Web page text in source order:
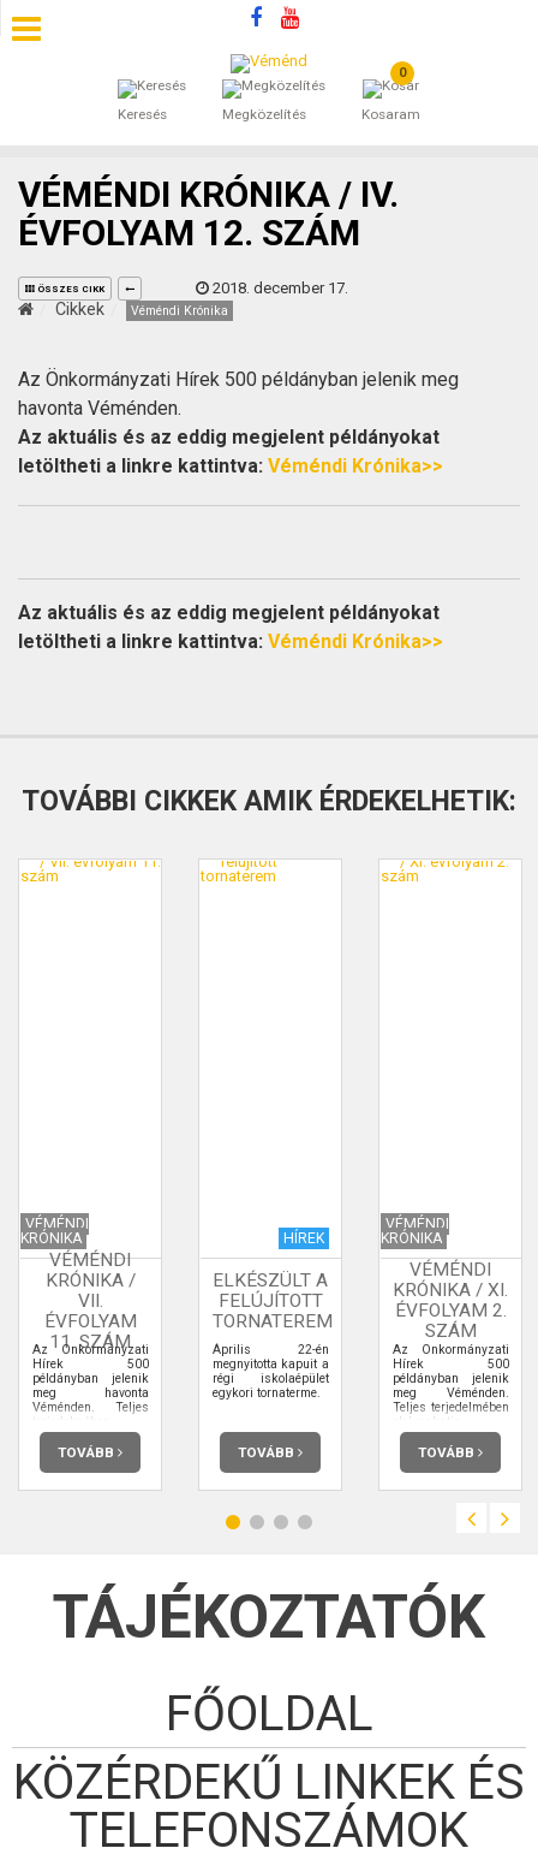
Keresés Megközelítés
0
Kosaram
SZÁLLÁSOK
ÁLTALÁNOS SZERZŐDÉSI FELTÉTELEK
KINCSES BARANYA VÉMÉND
VÉMÉNDI KRÓNIKA / IV.
ÉVFOLYAM 12. SZÁM
ÖSSZES CIKK 2018. december 17.
Cikkek Véméndi Krónika
Az Önkormányzati Hírek 500 példányban jelenik meg
havonta Véménden.
Az aktuális és az eddig megjelent példányokat
letöltheti a linkre kattintva: Véméndi Krónika>>
Az aktuális és az eddig megjelent példányokat
letöltheti a linkre kattintva: Véméndi Krónika>>
TOVÁBBI CIKKEK AMIK ÉRDEKELHETIK:
VÉMÉNDI
KRÓNIKA
VÉMÉNDI
KRÓNIKA /
VII.
ÉVFOLYAM
11. SZÁM
Az Önkormányzati
Hírek 500
példányban jelenik
meg havonta
Véménden. Teljes
terjedelmében
elolvashatja.
TOVÁBB
HÍREK
ELKÉSZÜLT A
FELÚJÍTOTT
TORNATEREM
Április 22-én
megnyitotta kapuit a
régi iskolaépület
egykori tornaterme.
TOVÁBB
VÉMÉNDI
KRÓNIKA
VÉMÉNDI
KRÓNIKA / XI.
ÉVFOLYAM 2.
SZÁM
Az Önkormányzati
Hírek 500
példányban jelenik
meg Véménden.
Teljes terjedelmében
elolvashatja.
TOVÁBB
TÁJÉKOZTATÓK
FŐOLDAL
KÖZÉRDEKŰ LINKEK ÉS
TELEFONSZÁMOK